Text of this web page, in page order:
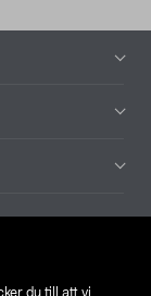
du till att vi